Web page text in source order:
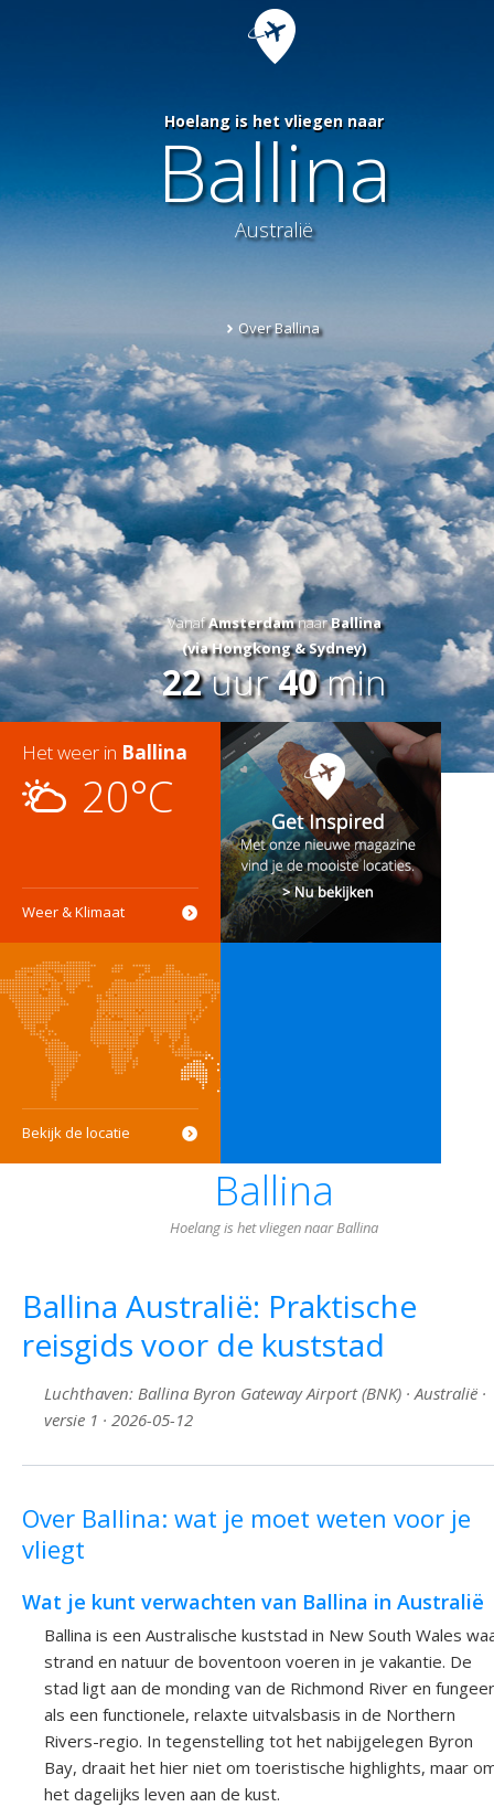
Hoelang is het vliegen naar
Ballina
Australië
Over Ballina
VanafAmsterdamnaarBallina
(via Hongkong & Sydney)
22uur40min
Het weer in Ballina
20°C
Weer & Klimaat
Bekijk de locatie
Ballina
Hoelang is het vliegen naar Ballina
Ballina Australië: Praktische
reisgids voor de kuststad
Luchthaven: Ballina Byron Gateway Airport (BNK) · Australië ·
versie 1 · 2026-05-12
Over Ballina: wat je moet weten voor je
vliegt
Wat je kunt verwachten van Ballina in Australië
Ballina is een Australische kuststad in New South Wales
strand en natuur de boventoon voeren in je vakantie. De
stad ligt aan de monding van de Richmond River en
als een functionele, relaxte uitvalsbasis in de Northern
Rivers-regio. In tegenstelling tot het nabijgelegen Byron
Bay, draait het hier niet om toeristische highlights, maar
het dagelijks leven aan de kust.